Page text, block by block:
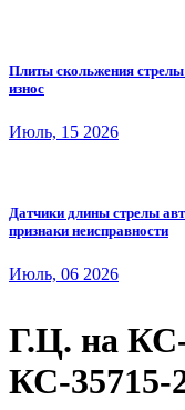
Плиты скольжения
износ
Июль, 15 2026
Датчики длины стрелы
признаки неисправности
Июль, 06 2026
Г.Ц. на
КС-35715-